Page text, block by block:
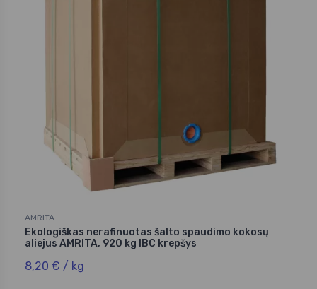
AMRITA
Ekologiškas nerafinuotas šalto spaudimo kokosų
aliejus AMRITA, 920 kg IBC krepšys
8,20 € / kg